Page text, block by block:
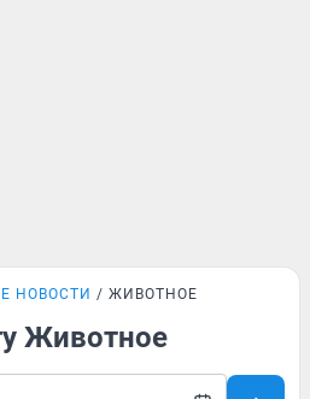
НОВОСТИ ЖИВОТНОЕ
Животное